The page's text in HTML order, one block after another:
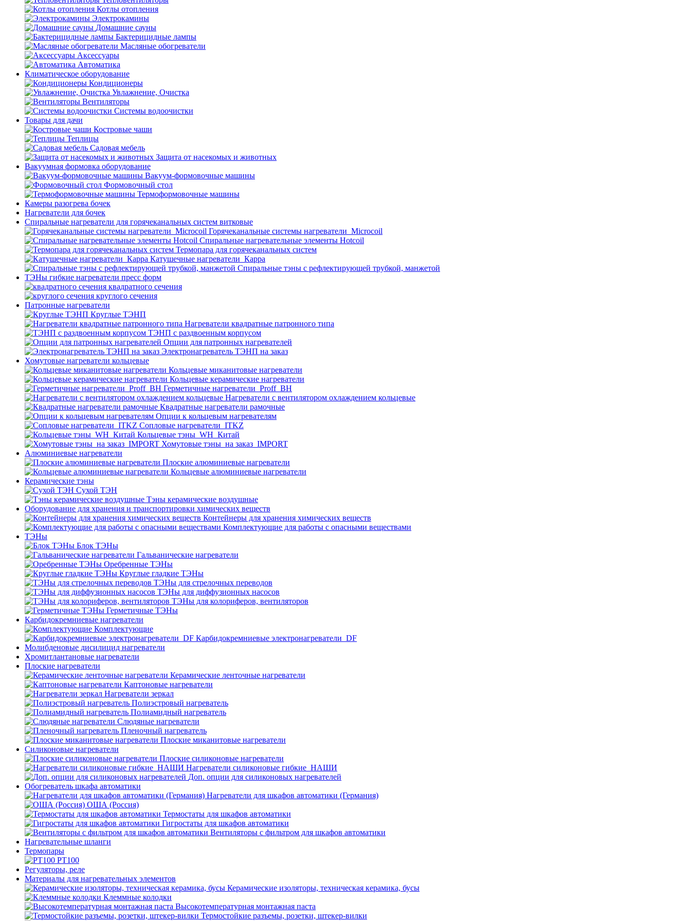
Котлы отопления
Электрокамины
Домашние сауны
Бактерицидные лампы
Масляные обогреватели
Аксессуары
Автоматика
Климатическое оборудование
Кондиционеры
Увлажнение, Очистка
Вентиляторы
Системы водоочистки
Товары для дачи
Костровые чаши
Теплицы
Садовая мебель
Защита от насекомых и животных
Вакуумная формовка оборудование
Вакуум-формовочные машины
Формовочный стол
Термоформовочные машины
Камеры разогрева бочек
Нагреватели для бочек
Спиральные нагреватели для горячеканальных систем витковые
Горячеканальные системы нагреватели_Microcoil
Спиральные нагревательные элементы Hotcoil
Термопара для горячеканальных систем
Катушечные нагреватели_Карра
Спиральные тэны с рефлектирующей трубкой, манжетой
ТЭНы гибкие нагреватели пресс форм
квадратного сечения
круглого сечения
Патронные нагреватели
Круглые ТЭНП
Нагреватели квадратные патронного типа
ТЭНП с раздвоенным корпусом
Опции для патронных нагревателей
Электронагреватель ТЭНП на заказ
Хомутовые нагреватели кольцевые
Кольцевые миканитовые нагреватели
Кольцевые керамические нагреватели
Герметичные нагреватели_Proff_BH
Нагреватели с вентилятором охлаждением кольцевые
Квадратные нагреватели рамочные
Опции к кольцевым нагревателям
Cопловые нагреватели_ITKZ
Кольцевые тэны_WH_Китай
Хомутовые тэны_на заказ_IMPORT
Алюминиевые нагреватели
Плоские алюминиевые нагреватели
Кольцевые алюминиевые нагреватели
Керамические тэны
Сухой ТЭН
Тэны керамические воздушные
Оборудование для хранения и транспортировки химических веществ
Контейнеры для хранения химических веществ
Комплектующие для работы с опасными веществами
ТЭНы
Блок ТЭНы
Гальванические нагреватели
Оребренные ТЭНы
Круглые гладкие ТЭНы
ТЭНы для стрелочных переводов
ТЭНы для диффузионных насосов
ТЭНы для колориферов, вентиляторов
Герметичные ТЭНы
Карбидокремниевые нагреватели
Комплектующие
Карбидокремниевые электронагреватели_DF
Молибденовые дисилицид нагреватели
Хромитлантановые нагреватели
Плоские нагреватели
Керамические ленточные нагреватели
Каптоновые нагреватели
Нагреватели зеркал
Полиэстровый нагреватель
Полиамидный нагреватель
Слюдяные нагреватели
Пленочный нагреватель
Плоские миканитовые нагреватели
Силиконовые нагреватели
Плоские силиконовые нагреватели
Нагреватели силиконовые гибкие_НАШИ
Доп. опции для силиконовых нагревателей
Обогреватель шкафа автоматики
Нагреватели для шкафов автоматики (Германия)
ОША (Россия)
Термостаты для шкафов автоматики
Гигростаты для шкафов автоматики
Вентиляторы с фильтром для шкафов автоматики
Нагревательные шланги
Термопары
PT100
Регуляторы, реле
Материалы для нагревательных элементов
Керамические изоляторы, техническая керамика, бусы
Клеммные колодки
Высокотемпературная монтажная паста
Термостойкие разъемы, розетки, штекер-вилки